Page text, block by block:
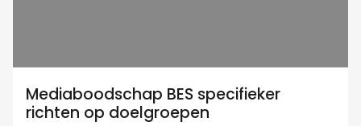
Mediaboodschap BES specifieker
richten op doelgroepen